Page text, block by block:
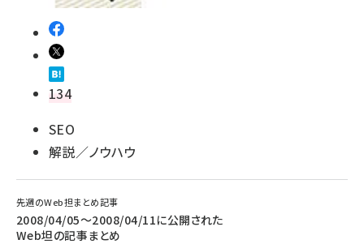
134
SEO
解説／ノウハウ
先週のWeb担まとめ記事
2008/04/05〜2008/04/11に公開された
Web坦の記事まとめ